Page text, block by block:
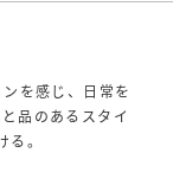
を感じ、日常を
品のあるスタイ
。